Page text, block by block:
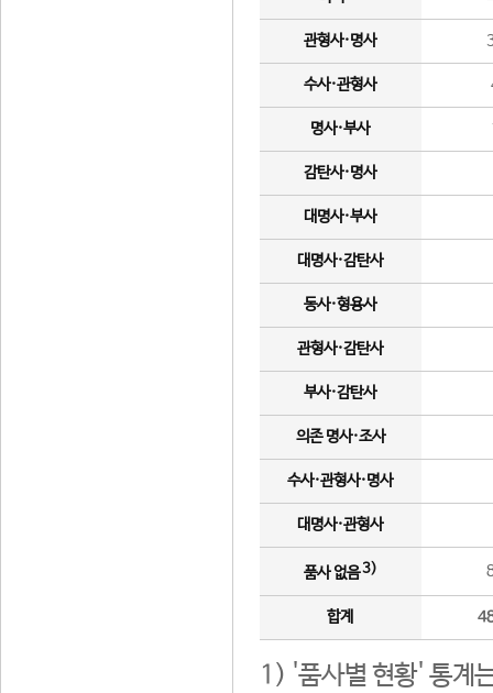
관형사·명사
수사·관형사
명사·부사
감탄사·명사
대명사·부사
대명사·감탄사
동사·형용사
관형사·감탄사
부사·감탄사
의존 명사·조사
수사·관형사·명사
대명사·관형사
품사 없음3)
합계
1) '품사별 현황' 통계